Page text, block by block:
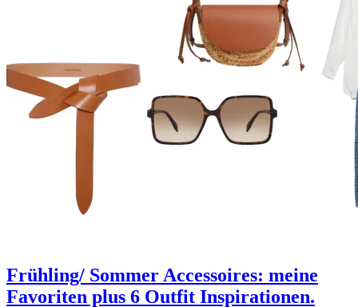
Frühling/ Sommer Accessoires: meine
Favoriten plus 6 Outfit Inspirationen.